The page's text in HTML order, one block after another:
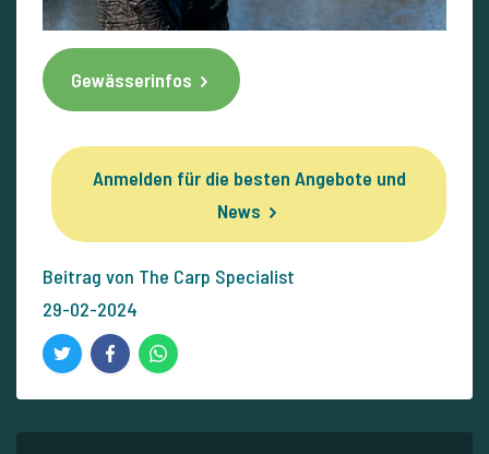
Gewässerinfos
Anmelden für die besten Angebote und
News
Beitrag von The Carp Specialist
29-02-2024